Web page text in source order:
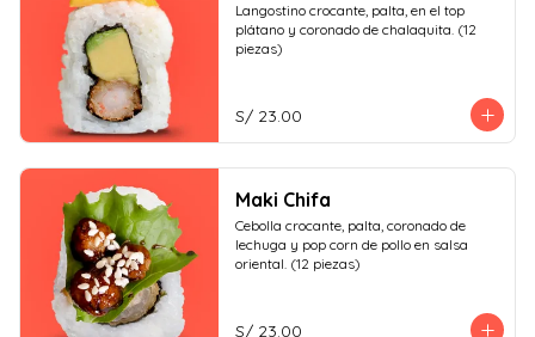
Langostino crocante, palta, en el top
plátano y coronado de chalaquita. (12
piezas)
S/ 23.00
Maki Chifa
Cebolla crocante, palta, coronado de
lechuga y pop corn de pollo en salsa
oriental. (12 piezas)
S/ 23.00